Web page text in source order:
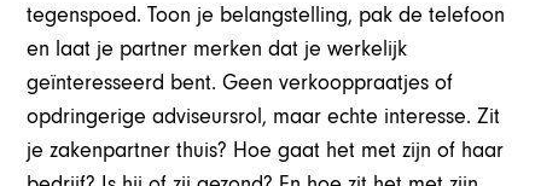
tegenspoed. Toon je belangstelling, pak de telefoon
en laat je partner merken dat je werkelijk
geïnteresseerd bent. Geen verkooppraatjes of
opdringerige adviseursrol, maar echte interesse. Zit
je zakenpartner thuis? Hoe gaat het met zijn of haar